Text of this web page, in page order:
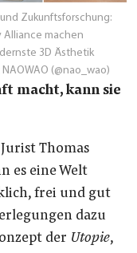
Zukunftsforschung:
Alliance machen
3D Ästhetik
(@nao_wao)
macht, kann sie
Thomas
es eine Welt
frei und gut
dazu
der Utopie,